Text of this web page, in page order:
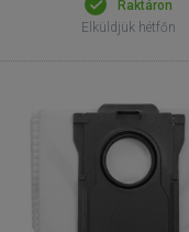
Raktáron
Elküldjük hétfőn